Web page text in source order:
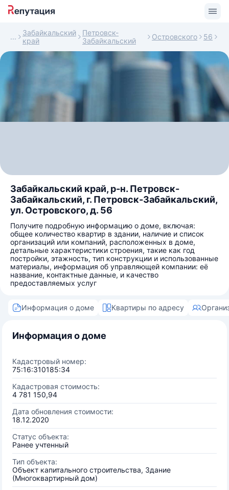
Забайкальский
край
Петровск-
Забайкальский
Островского 56
Забайкальский край, р-н. Петровск-
Забайкальский, г. Петровск-Забайкальский,
ул. Островского, д. 56
Получите подробную информацию о доме, включая:
общее количество квартир в здании, наличие и список
организаций или компаний, расположенных в доме,
детальные характеристики строения, такие как год
постройки, этажность, тип конструкции и использованные
материалы, информация об управляющей компании: её
название, контактные данные, и качество
предоставляемых услуг
Информация о доме Квартиры по адресу
Информация о доме
Кадастровый номер:
75:16:310185:34
Кадастровая стоимость:
4 781 150,94
Дата обновления стоимости:
18.12.2020
Статус объекта:
Ранее учтенный
Тип объекта:
Объект капитального строительства, Здание
(Многоквартирный дом)